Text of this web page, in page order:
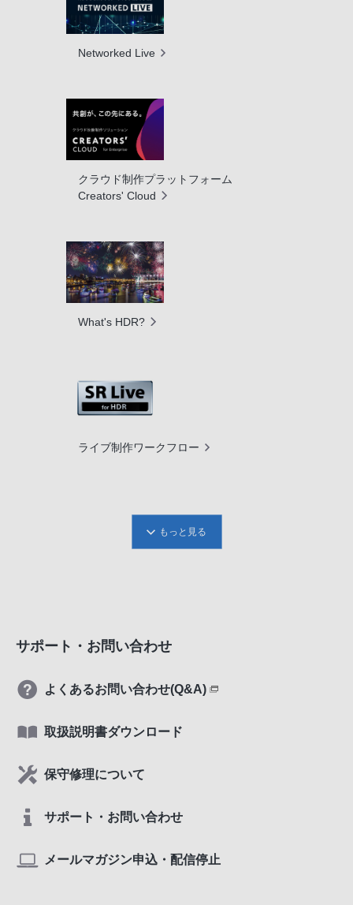
Networked Live
クラウド制作プラットフォーム
Creators' Cloud
What's HDR?
ライブ制作ワークフロー
もっと見る
サポート・お問い合わせ
よくあるお問い合わせ(Q&A)
取扱説明書ダウンロード
保守修理について
サポート・お問い合わせ
メールマガジン申込・配信停止